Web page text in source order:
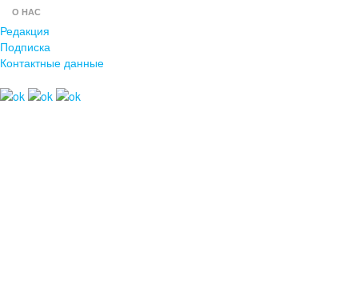
О НАС
Редакция
Подписка
Контактные данные